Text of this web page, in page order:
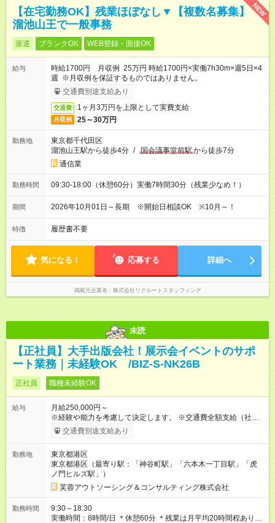
NEW
【在宅勤務OK】残業ほぼなし▼【複数名募集】
溜池山王で一般事務
派遣 ブランクOK WEB登録・面接OK
給与
時給1700円 月収例 25万円 時給1700円×実働7h30m×週5日×4
週 ※月収例を保証するものではありません。
交通費別途支給あり
交通費 1ヶ月3万円を上限として実費支給
月収例 25～30万円
勤務地
東京都千代田区
溜池山王駅から徒歩4分 / 国会議事堂前駅から徒歩7分
通信業
勤務時間 09:30-18:00（休憩60分）実働7時間30分（残業少なめ！）
期間 2026年10月01日～長期 ※開始日相談OK ※10月～！
特徴 履歴書不要
気になる！ 応募する 詳細へ
掲載元企業名 株式会社リクルートスタッフィング
未読
【正社員】大手出版会社！展示会イベントのサポ
ート業務｜未経験OK /BIZ-S-NK26B
正社員 職種未経験OK
給与
月給250,000円～
※経験や能力を考慮して決定します。 ※交通費全額支給（社内規
定あり） ※残業代全額支給（みなし残業代は含みません。残業
が発生した場合は全額支給いたします） 【試用期間】試用期間
です。 ※試用期間6ヶ月（期間中に条件の変更はありません）
交通費別途支給あり
勤務地
東京都港区
東京都港区（最寄り駅：「神谷町駅」「六本木一丁目駅」「虎
ノ門ヒルズ駅」）
芙蓉アウトソーシング＆コンサルティング株式会社
勤務時間
9:30～18:30
実働時間：8時間/日 ＊休憩60分 ＊残業は月平均20時間程ありま